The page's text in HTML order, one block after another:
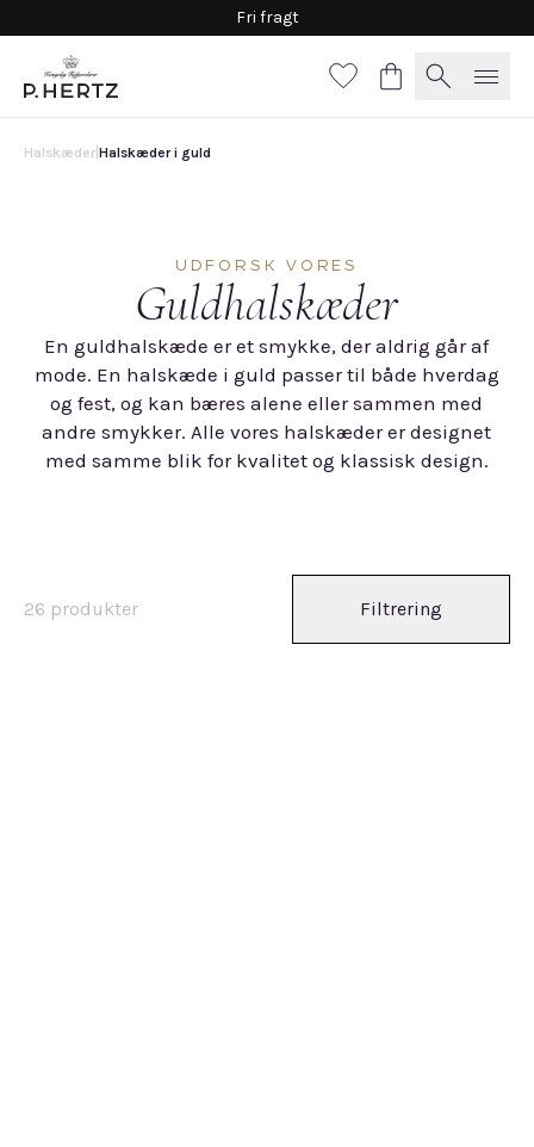
Fri fragt
Halskæder Halskæder i guld
UDFORSK VORES
Guldhalskæder
En guldhalskæde er et smykke, der aldrig går af
mode. En halskæde i guld passer til både hverdag
og fest, og kan bæres alene eller sammen med
andre smykker. Alle vores halskæder er designet
med samme blik for kvalitet og klassisk design.
26 produkter Filtrering